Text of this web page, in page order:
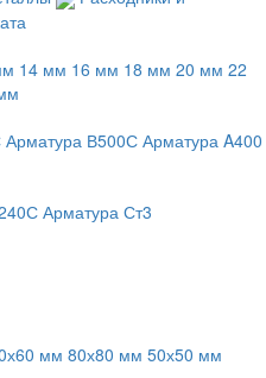
14 мм 16 мм 18 мм 20 мм 22
Арматура В500С Арматура A400
Арматура Ст3
мм 80х80 мм 50х50 мм